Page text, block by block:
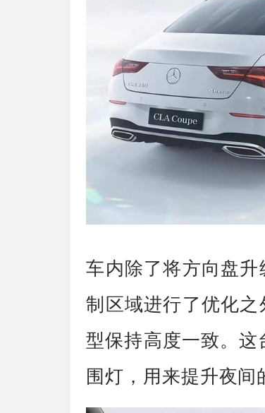
车内除了将方向盘
制区域进行了优化
型保持高度一致。
围灯，用来提升夜间